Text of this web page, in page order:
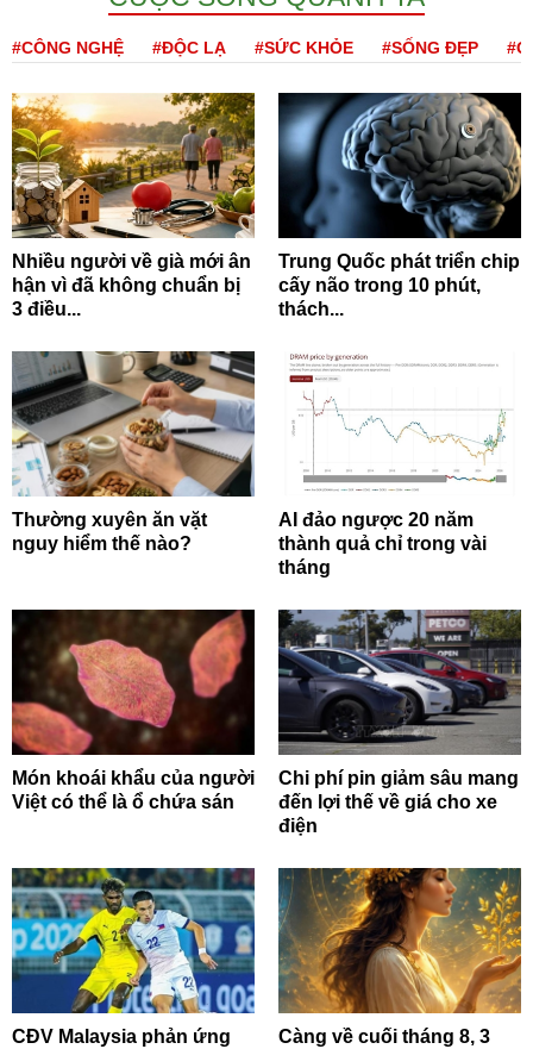
#CÔNG NGHỆ #ĐỘC LẠ #SỨC KHỎE #SỐNG ĐẸP
Nhiều người về già mới ân
hận vì đã không chuẩn bị
3 điều...
Trung Quốc phát triển chip
cấy não trong 10 phút,
thách...
Thường xuyên ăn vặt
nguy hiểm thế nào?
AI đảo ngược 20 năm
thành quả chỉ trong vài
tháng
Món khoái khẩu của người
Việt có thể là ổ chứa sán
Chi phí pin giảm sâu mang
đến lợi thế về giá cho xe
điện
CĐV Malaysia phản ứng
Càng về cuối tháng 8, 3